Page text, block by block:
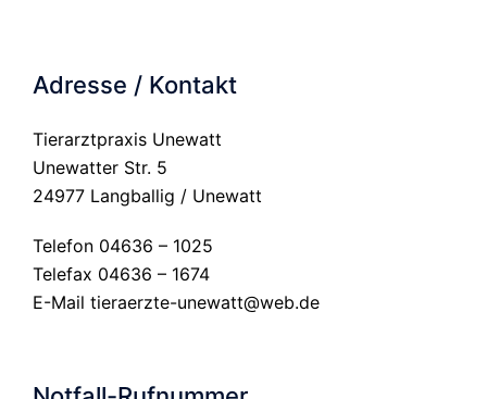
Adresse / Kontakt
Tierarztpraxis Unewatt
Unewatter Str. 5
24977 Langballig / Unewatt
Telefon 04636 – 1025
Telefax 04636 – 1674
E-Mail tieraerzte-unewatt@web.de